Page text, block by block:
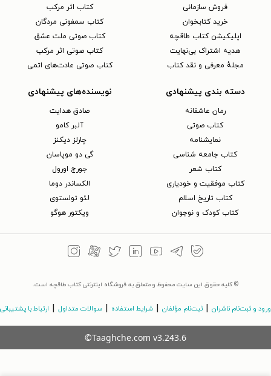
فروش سازمانی
خرید کتابخوان
اپلیکیشن کتاب طاقچه
هدیه اشتراک بی‌نهایت
مجلهٔ معرفی و نقد کتاب
کتاب اثر مرکب
کتاب سمفونی مردگان
کتاب صوتی ملت عشق
کتاب صوتی اثر مرکب
کتاب صوتی عادت‌های اتمی
دسته بندی پیشنهادی
رمان عاشقانه
کتاب‌ صوتی
نمایشنامه
کتاب جامعه شناسی
کتاب شعر
کتاب موفقیت و خودیاری
کتاب تاریخ اسلام
کتاب کودک و نوجوان
نویسنده‌های پیشنهادی
صادق هدایت
آلبر کامو
چارلز دیکنز
گی دو موپاسان
جورج اورول
الکساندر دوما
لئو تولستوی
ویکتور هوگو
© کلیه حقوق این سایت محفوظ و متعلق به فروشگاه اینترنتی کتاب طاقچه است.
ورود و ثبت‌نام ناشران ثبت‌نام مؤلفان شرایط استفاده سوالات متداول ارتباط با پشتیبانی
©Taaghche.com v3.243.6